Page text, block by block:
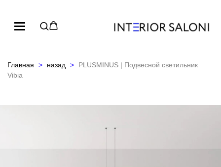
Главная назад
PLUSMINUS | Подвесной светильник
Vibia